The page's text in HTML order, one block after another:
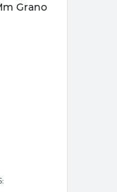
Grano